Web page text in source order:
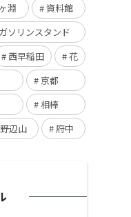
淵
資料館
ガソリンスタンド
西早稲田
花
京都
相棒
野辺山 府中